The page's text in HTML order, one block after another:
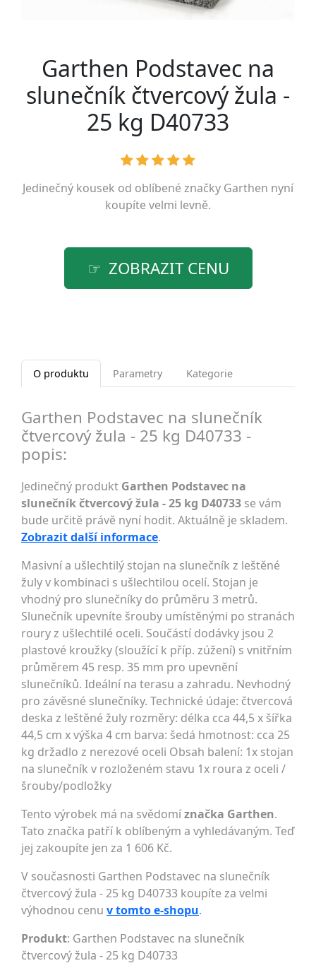
Garthen Podstavec na
slunečník čtvercový žula -
25 kg D40733
Jedinečný kousek od oblíbené značky Garthen nyní
koupíte velmi levně.
ZOBRAZIT CENU
O produktu Parametry Kategorie
Garthen Podstavec na slunečník
čtvercový žula - 25 kg D40733 -
popis:
Jedinečný produkt Garthen Podstavec na
slunečník čtvercový žula - 25 kg D40733 se vám
bude určitě právě nyní hodit. Aktuálně je skladem.
Zobrazit další informace.
Masivní a ušlechtilý stojan na slunečník z leštěné
žuly v kombinaci s ušlechtilou ocelí. Stojan je
vhodný pro slunečníky do průměru 3 metrů.
Slunečník upevníte šrouby umístěnými po stranách
roury z ušlechtilé oceli. Součástí dodávky jsou 2
plastové kroužky (sloužící k příp. zúžení) s vnitřním
průměrem 45 resp. 35 mm pro upevnění
slunečníků. Ideální na terasu a zahradu. Nevhodný
pro závěsné slunečníky. Technické údaje: čtvercová
deska z leštěné žuly rozměry: délka cca 44,5 x šířka
44,5 cm x výška 4 cm barva: šedá hmotnost: cca 25
kg držadlo z nerezové oceli Obsah balení: 1x stojan
na slunečník v rozloženém stavu 1x roura z oceli /
šrouby/podložky
Tento výrobek má na svědomíznačka Garthen.
Tato značka patří k oblíbeným a vyhledávaným. Teď
jej zakoupíte jen za 1 606 Kč.
V současnosti Garthen Podstavec na slunečník
čtvercový žula - 25 kg D40733 koupíte za velmi
výhodnou cenu v tomto e-shopu.
Produkt: Garthen Podstavec na slunečník
čtvercový žula - 25 kg D40733